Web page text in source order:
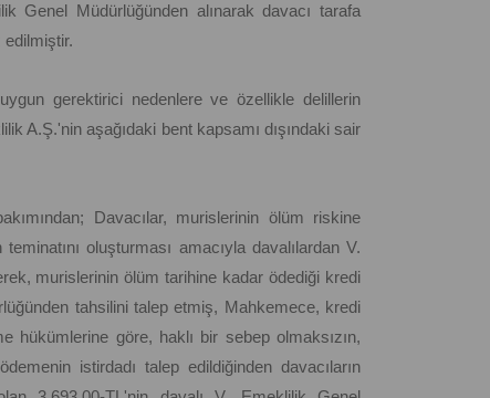
Genel Müdürlüğünden alınarak davacı tarafa
edilmiştir.
gerektirici nedenlere ve özellikle delillerin
A.Ş.'nin aşağıdaki bent kapsamı dışındaki sair
Davacılar, murislerinin ölüm riskine
oluşturması amacıyla davalılardan V.
murislerinin ölüm tarihine kadar ödediği kredi
tahsilini talep etmiş, Mahkemece, kredi
hükümlerine göre, haklı bir sebep olmaksızın,
istirdadı talep edildiğinden davacıların